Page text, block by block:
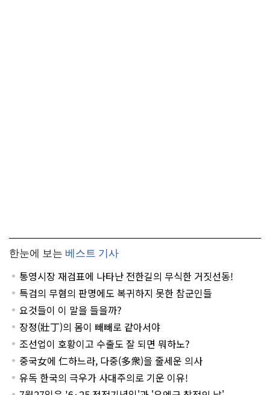
한눈에 보는 베스트 기사
통영시장 재검표에 나타난 전한길의 무식한 거짓선동!
특검의 무혐의 판명에도 복귀하지 못한 참군인들
요것들이 이 말을 들을까?
장정(壯丁)의 몸이 빼빼로 같아서야
조선업이 호황이고 수출도 잘 되면 뭐하노?
중국女에 仁하느라, 다중(多衆)을 줄세운 의사
유독 한국의 극우가 사대주의로 기운 이유!